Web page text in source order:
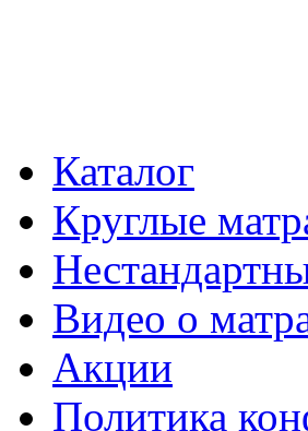
Каталог
Круглые
Видео о
Акции
Политика